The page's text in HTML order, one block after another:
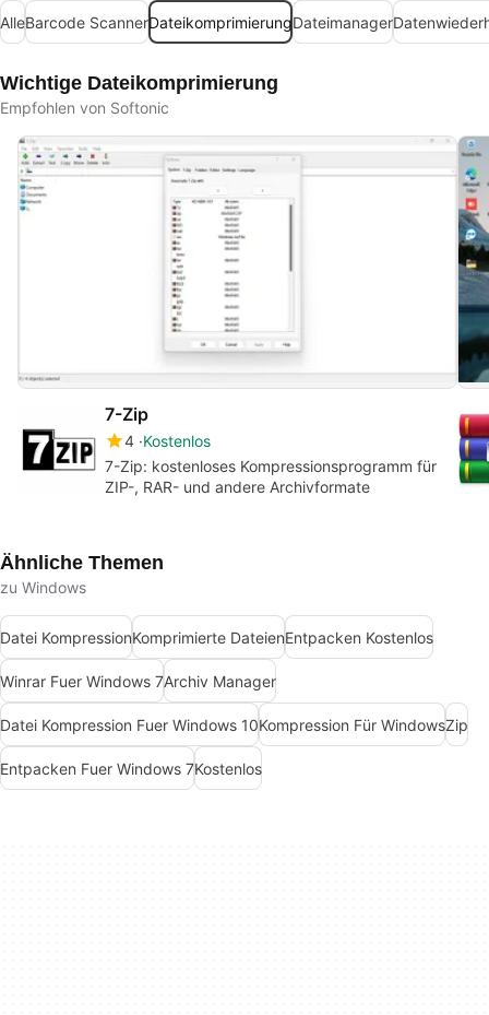
AlleBarcode ScannerDateikomprimierungDateimanager
Wichtige Dateikomprimierung
Empfohlen von Softonic
7-Zip
4 Kostenlos
7-Zip: kostenloses Kompressionsprogramm für
ZIP-, RAR- und andere Archivformate
Ähnliche Themen
zu Windows
Datei KompressionKomprimierte DateienEntpacken Kostenlos
Winrar Fuer Windows 7Archiv Manager
Datei Kompression Fuer Windows 10Kompression Für WindowsZip
Entpacken Fuer Windows 7Kostenlos